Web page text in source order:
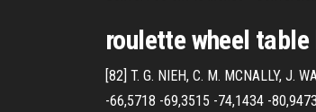
roulette wheel
[82] T. G. NIEH, C. M. MCNALLY, J.
-66,5718 -69,3515 -74,1434 -